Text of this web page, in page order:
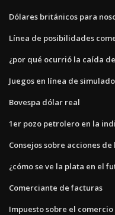
Dólares británicos para
Línea de posibilidades
¿por qué ocurrió la caída
Juegos en línea de
Bovespa dólar real
1er pozo petrolero en la
Consejos sobre acciones
¿cómo se ve la plata en el
Comerciante de facturas
Impuesto sobre el